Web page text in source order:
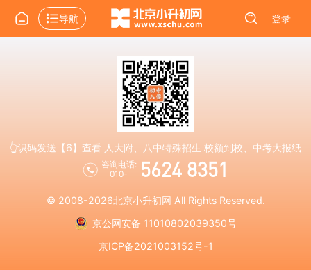
导航 登录
👆识码发送【6】查看 人大附、八中特殊招生 校额到校、中考大报纸
咨询电话:
010-
5624 8351
© 2008-2026北京小升初网 All Rights Reserved.
京公网安备 11010802039350号
京ICP备2021003152号-1